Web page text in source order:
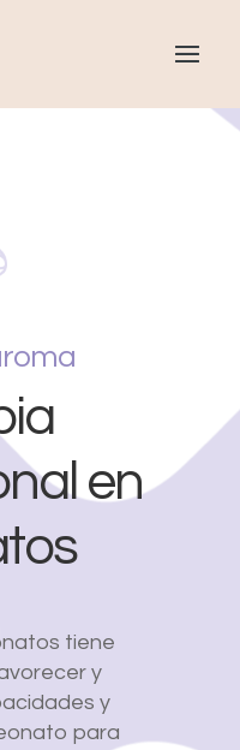
en
tiene
y
y
para